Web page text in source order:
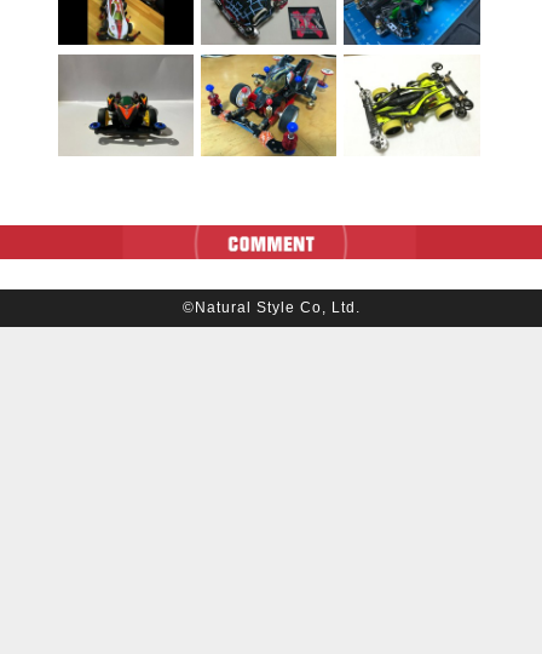
©Natural Style Co, Ltd.